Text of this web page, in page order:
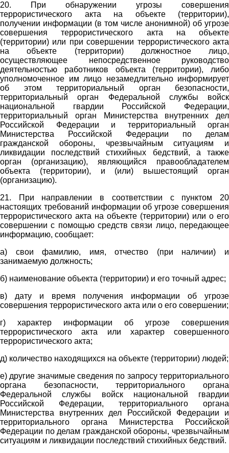
20. При обнаружении угрозы совершения
террористического акта на объекте (территории),
получении информации (в том числе анонимной) об угрозе
совершения террористического акта на объекте
(территории) или при совершении террористического акта
на объекте (территории) должностное лицо,
осуществляющее непосредственное руководство
деятельностью работников объекта (территории), либо
уполномоченное им лицо незамедлительно информирует
об этом территориальный орган безопасности,
территориальный орган Федеральной службы войск
национальной гвардии Российской Федерации,
территориальный орган Министерства внутренних дел
Российской Федерации и территориальный орган
Министерства Российской Федерации по делам
гражданской обороны, чрезвычайным ситуациям и
ликвидации последствий стихийных бедствий, а также
орган (организацию), являющийся правообладателем
объекта (территории), и (или) вышестоящий орган
(организацию).
21. При направлении в соответствии с пунктом 20
настоящих требований информации об угрозе совершения
террористического акта на объекте (территории) или о его
совершении с помощью средств связи лицо, передающее
информацию, сообщает:
а) свои фамилию, имя, отчество (при наличии) и
занимаемую должность;
б) наименование объекта (территории) и его точный адрес;
в) дату и время получения информации об угрозе
совершения террористического акта или о его совершении;
г) характер информации об угрозе совершения
террористического акта или характер совершенного
террористического акта;
д) количество находящихся на объекте (территории) людей;
е) другие значимые сведения по запросу территориального
органа безопасности, территориального органа
Федеральной службы войск национальной гвардии
Российской Федерации, территориального органа
Министерства внутренних дел Российской Федерации и
территориального органа Министерства Российской
Федерации по делам гражданской обороны, чрезвычайным
ситуациям и ликвидации последствий стихийных бедствий.